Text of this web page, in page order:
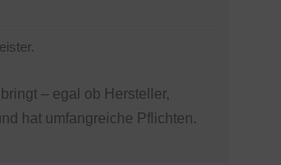
– egal ob Hersteller,
hat umfangreiche Pflichten.